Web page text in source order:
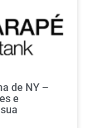
de NY –
e